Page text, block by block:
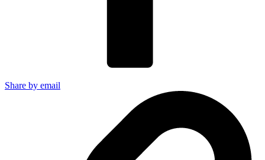
Share by email